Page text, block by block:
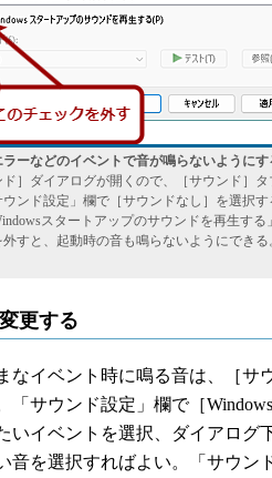
ーなどのイベントで音が鳴らないようにす
ド］ダイアログが開くので、［サウンド］タ
ウンド設定」欄で［サウンドなし］を選択す
スタートアップのサウンドを再生する
外すと、起動時の音も鳴らないようにできる
更する
イベント時に鳴る音は、［サ
「サウンド設定」欄で［
いイベントを選択、ダイアログ
音を選択すればよい。「サウン